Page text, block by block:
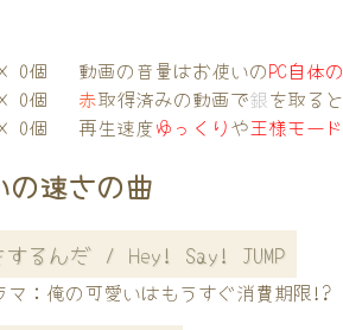
0個
0個
0個
動画の音量はお使いのPC自体
赤取得済みの動画で銀を取る
再生速度ゆっくりや王様モー
速さの曲
するんだ / Hey! Say! JUMP
マ：俺の可愛いはもうすぐ消費期限!?